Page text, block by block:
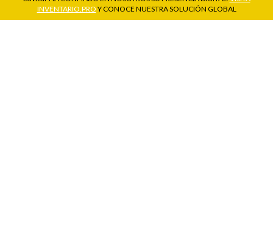
INVENTARIO.PRO Y CONOCE NUESTRA SOLUCIÓN GLOBAL